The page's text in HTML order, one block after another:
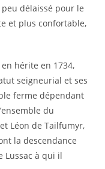
délaissé pour le
et plus confortable,
hérite en 1734,
seigneurial et ses
ferme dépendant
du
Léon de Tailfumyr,
la descendance
Lussac à qui il